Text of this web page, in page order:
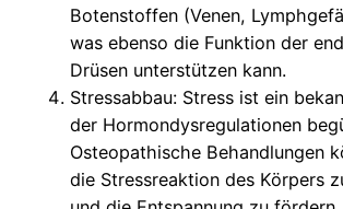
Botenstoffen (Venen,
was ebenso die Funktion der
Drüsen unterstützen kann.
Stressabbau: Stress ist ein
der Hormondysregulationen
Osteopathische Behandlungen
die Stressreaktion des Körpers